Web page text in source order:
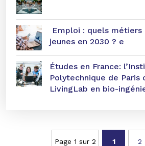
Emploi : quels
jeunes en 2030 ? e
Études en France:
Polytechnique de Paris
LivingLab en bio-
Page 1 sur 2 1 2